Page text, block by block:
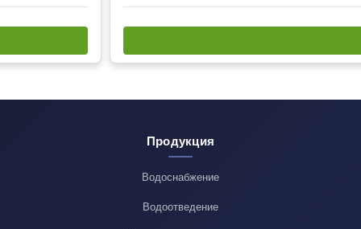
Продукция
Водоснабжение
Водоотведение